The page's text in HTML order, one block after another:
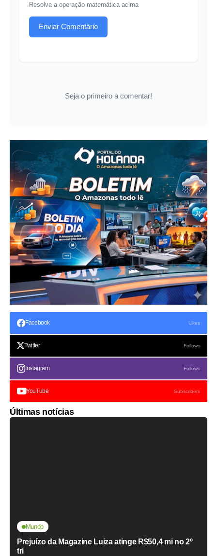
Resolva a operação matemática acima
Enviar Comentário
Seja o primeiro a comentar!
Facebook Likes
Twitter Follows
Instagram Follows
YouTube Subscribers
Últimas notícias
Mundo
Prejuízo da Magazine Luiza atinge R$50,4 mi no 2º
tri